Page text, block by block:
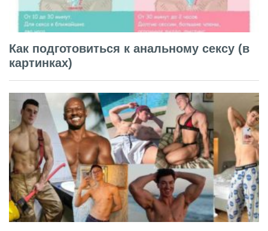
Как подготовиться к анальному сексу (в
картинках)